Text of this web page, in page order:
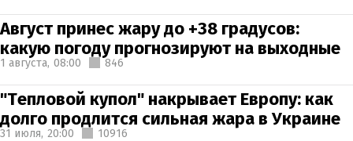
Август принес жару до +38 градусов:
какую погоду прогнозируют на выходные
1 августа, 08:00 846
"Тепловой купол" накрывает Европу: как
долго продлится сильная жара в Украине
31 июля, 20:00 10916